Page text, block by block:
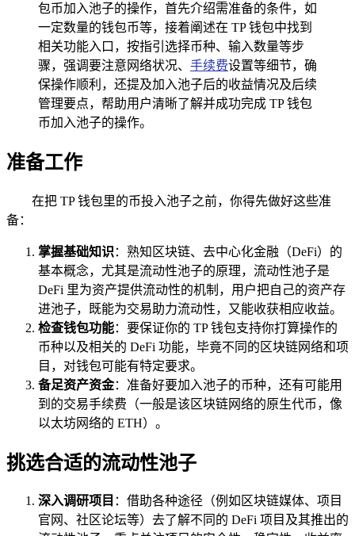
包币加入池子的操作，首先介绍需准备的条件，如
一定数量的钱包币等，接着阐述在 TP 钱包中找到
相关功能入口，按指引选择币种、输入数量等步
骤，强调要注意网络状况、 手续费设置等细节，确
保操作顺利，还提及加入池子后的收益情况及后续
管理要点，帮助用户清晰了解并成功完成 TP 钱包
币加入池子的操作。
准备工作
在把 TP 钱包里的币投入池子之前，你得先做好这些准
备：
掌握基础知识 ：熟知区块链、去中心化金融（DeFi）的
基本概念，尤其是流动性池子的原理，流动性池子是
DeFi 里为资产提供流动性的机制，用户把自己的资产存
进池子，既能为交易助力流动性，又能收获相应收益。
检查钱包功能：要保证你的 TP 钱包支持你打算操作的
币种以及相关的 DeFi 功能，毕竟不同的区块链网络和项
目，对钱包可能有特定要求。
备足资产资金：准备好要加入池子的币种，还有可能用
到的交易手续费（一般是该区块链网络的原生代币，像
以太坊网络的 ETH）。
挑选合适的流动性池子
深入调研项目 ：借助各种途径（例如区块链媒体、项目
官网、社区论坛等）去了解不同的 DeFi 项目及其推出的